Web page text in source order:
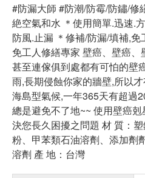
#防漏大師 #防潮/防霉/防鏽/修
絶空氣和水 ＊使用簡單.迅速.
防風.止漏 ＊修補/防漏/填補,
免工人修繕專家 壁癌、壁癌、
甚至連傢俱到處都有可怕的壁
雨,長期侵蝕你家的牆壁,所以
海島型氣候,一年365天有超過
總是避免不了地~~ 使用壁癌
決您長久困擾之問題 材 質：
粉、甲苯類石油溶劑、添加劑
溶劑 產 地：台灣